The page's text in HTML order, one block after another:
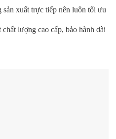
xuất trực tiếp nên luôn tối ưu
lượng cao cấp, bảo hành dài